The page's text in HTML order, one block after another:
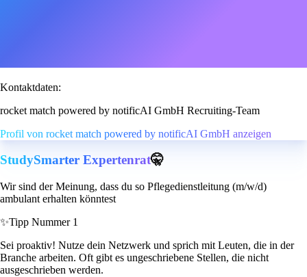
Kontaktdaten:
rocket match powered by notificAI GmbH Recruiting-Team
Profil von rocket match powered by notificAI GmbH anzeigen
StudySmarter Expertenrat🤫
Wir sind der Meinung, dass du so Pflegedienstleitung (m/w/d)
ambulant erhalten könntest
✨Tipp Nummer 1
Sei proaktiv! Nutze dein Netzwerk und sprich mit Leuten, die in der
Branche arbeiten. Oft gibt es ungeschriebene Stellen, die nicht
ausgeschrieben werden.